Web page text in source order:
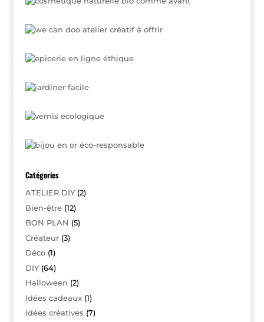
Catégories
ATELIER DIY(2)
Bien-être(12)
BON PLAN (5)
Créateur(3)
Déco(1)
DIY(64)
Halloween (2)
Idées cadeaux(1)
Idées créatives (7)